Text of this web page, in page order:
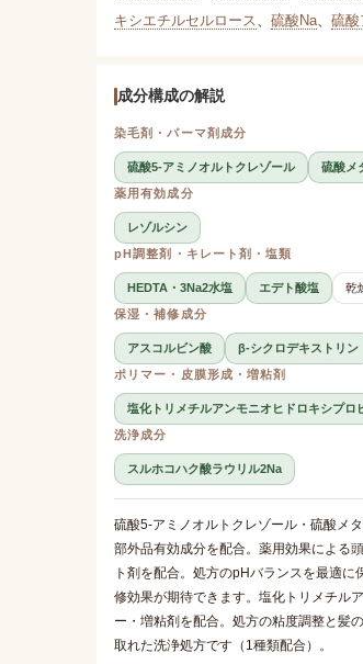
キシエチルセルロース、 硫酸Na、 硫酸
成分構成の解説
染毛剤・パーマ剤成分
硫酸5-アミノオルトクレゾール
硫酸メ
薬用有効成分
レゾルシン
pH調整剤・キレート剤・塩類
HEDTA・3Na2水塩 エデト酸塩 乾
保湿・補修成分
アスコルビン酸
β-シクロデキストリン
ポリマー・皮膜形成・増粘剤
塩化トリメチルアンモニオヒドロキシプロ
洗浄成分
スルホコハク酸ラウリル2Na
硫酸5-アミノオルトクレゾール・硫酸メ
部外品有効成分を配合。薬用効果による
ト剤を配合。処方のpHバランスを最適
修効果が期待できます。塩化トリメチル
ー・増粘剤を配合。処方の粘度調整と髪
取れた洗浄処方です（1種類配合）。